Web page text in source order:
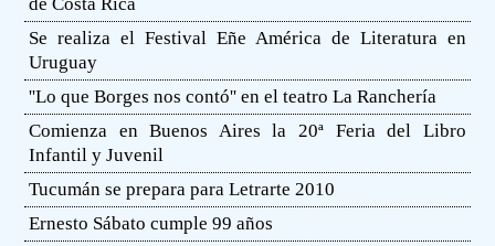
Se realiza el Festival Eñe América de Literatura en
Uruguay
''Lo que Borges nos contó'' en el teatro La Ranchería
Comienza en Buenos Aires la 20ª Feria del Libro
Infantil y Juvenil
Tucumán se prepara para Letrarte 2010
Ernesto Sábato cumple 99 años